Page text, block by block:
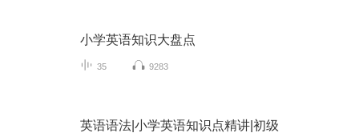
小学英语知识大盘点
35 9283
英语语法|小学英语知识点精讲|初级